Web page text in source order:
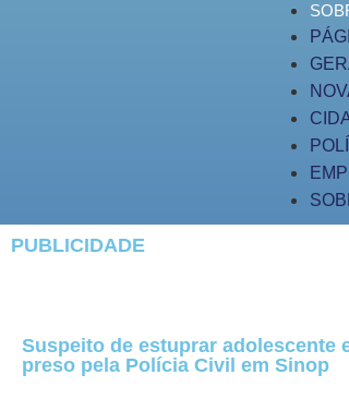
PUBLICIDADE
Suspeito de estuprar adolescente
preso pela Polícia Civil em Sinop